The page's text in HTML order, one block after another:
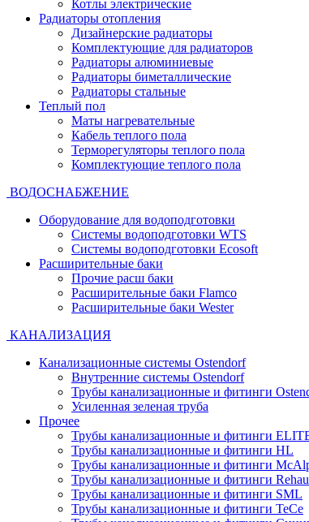
Котлы электрические
Радиаторы отопления
Дизайнерские радиаторы
Комплектующие для радиаторов
Радиаторы алюминиевые
Радиаторы биметаллические
Радиаторы стальные
Теплый пол
Маты нагревательные
Кабель теплого пола
Терморегуляторы теплого пола
Комплектующие теплого пола
ВОДОСНАБЖЕНИЕ
Оборудование для водоподготовки
Системы водоподготовки WTS
Системы водоподготовки Ecosoft
Расширительные баки
Прочие расш баки
Расширительные баки Flamco
Расширительные баки Wester
КАНАЛИЗАЦИЯ
Канализационные системы Ostendorf
Внутренние системы Ostendorf
Трубы канализационные и фитинги
Усиленная зеленая труба
Прочее
Трубы канализационные и фитинги
Трубы канализационные и фитинги HL
Трубы канализационные и фитинги
Трубы канализационные и фитинги Rehau
Трубы канализационные и фитинги SML
Трубы канализационные и фитинги TeCe